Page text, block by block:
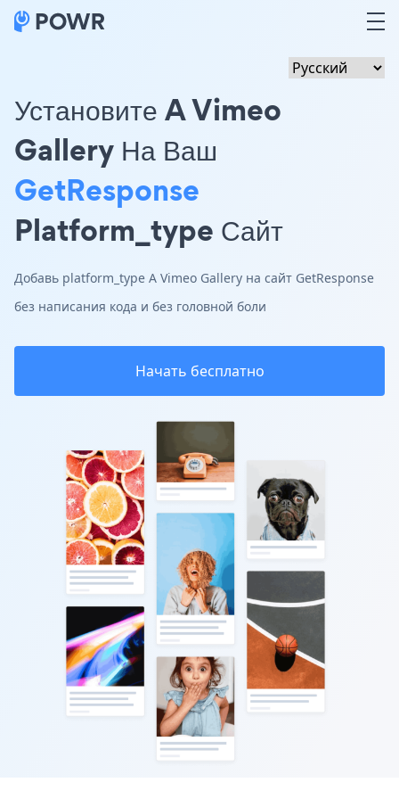
Установите A Vimeo
Gallery На Ваш
GetResponse
Platform_type Сайт
Добавь platform_type A Vimeo Gallery на сайт GetResponse
без написания кода и без головной боли
Начать бесплатно